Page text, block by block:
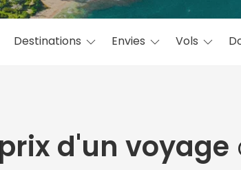
Destinations Envies Vols
d'un voyage